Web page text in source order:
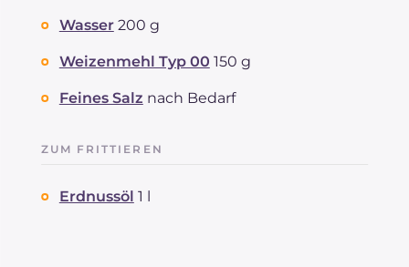
Wasser 200 g
Weizenmehl Typ 00 150 g
Feines Salz nach Bedarf
ZUM FRITTIEREN
Erdnussöl 1 l